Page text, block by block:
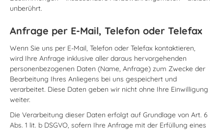
unberührt.
Anfrage per E-Mail, Telefon oder Telefax
Wenn Sie uns per E-Mail, Telefon oder Telefax kontaktieren,
wird Ihre Anfrage inklusive aller daraus hervorgehenden
personenbezogenen Daten (Name, Anfrage) zum Zwecke der
Bearbeitung Ihres Anliegens bei uns gespeichert und
verarbeitet. Diese Daten geben wir nicht ohne Ihre Einwilligung
weiter.
Die Verarbeitung dieser Daten erfolgt auf Grundlage von Art. 6
Abs. 1 lit. b DSGVO, sofern Ihre Anfrage mit der Erfüllung eines